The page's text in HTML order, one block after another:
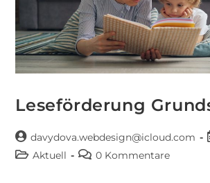
Leseförderung
davydova.webdesign@icloud.com
Aktuell
0 Kommentare